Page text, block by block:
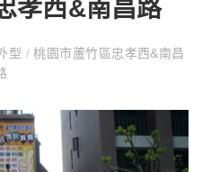
孝西&南昌路
型 / 桃園市蘆竹區忠孝西&南昌